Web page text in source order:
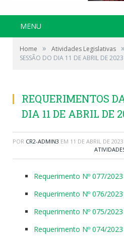
MENU
Home » Atividades Legislativas »
SESSÃO DO DIA 11 DE ABRIL DE 2023
REQUERIMENTOS
DIA 11 DE ABRIL DE
POR CR2-ADMIN3 EM 11 DE ABRIL DE 2023
Requerimento Nº 077/2023
Requerimento Nº 076/2023
Requerimento Nº 075/2023
Requerimento Nº 074/2023